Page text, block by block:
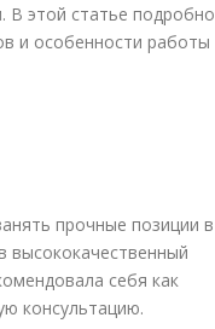
В этой статье подробно
и особенности работы
прочные позиции в
высококачественный
себя как
консультацию.